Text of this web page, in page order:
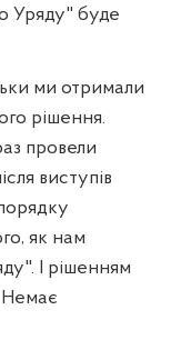
Уряду" буде
ми отримали
рішення.
провели
виступів
як нам
І рішенням
Немає